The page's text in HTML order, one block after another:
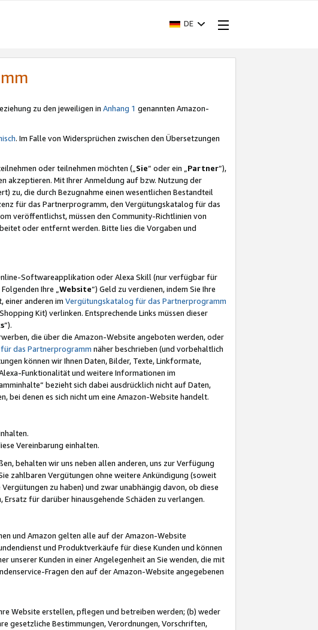
DE
zu den jeweiligen in Anhang 1 genannten Amazon-
. Im Falle von Widersprüchen zwischen den Übersetzungen
oder teilnehmen möchten („Sie“ oder ein „Partner“),
akzeptieren. Mit Ihrer Anmeldung auf bzw. Nutzung der
zu, die durch Bezugnahme einen wesentlichen Bestandteil
für das Partnerprogramm, den Vergütungskatalog für das
veröffentlichst, müssen den Community-Richtlinien von
oder entfernt werden. Bitte lies die Vorgaben und
Softwareapplikation oder Alexa Skill (nur verfügbar für
Ihre „ Website“) Geld zu verdienen, indem Sie Ihre
einer anderen im Vergütungskatalog für das Partnerprogramm
Kit) verlinken. Entsprechende Links müssen dieser
“).
die über die Amazon-Website angeboten werden, oder
das Partnerprogramm näher beschrieben (und vorbehaltlich
können wir Ihnen Daten, Bilder, Texte, Linkformate,
Funktionalität und weitere Informationen im
bezieht sich dabei ausdrücklich nicht auf Daten,
denen es sich nicht um eine Amazon-Website handelt.
Vereinbarung einhalten.
behalten wir uns neben allen anderen, uns zur Verfügung
zahlbaren Vergütungen ohne weitere Ankündigung (soweit
zu haben) und zwar unabhängig davon, ob diese
für darüber hinausgehende Schäden zu verlangen.
und Amazon gelten alle auf der Amazon-Website
und Produktverkäufe für diese Kunden und können
unserer Kunden in einer Angelegenheit an Sie wenden, die mit
Fragen den auf der Amazon-Website angegebenen
Website erstellen, pflegen und betreiben werden; (b) weder
gesetzliche Bestimmungen, Verordnungen, Vorschriften,